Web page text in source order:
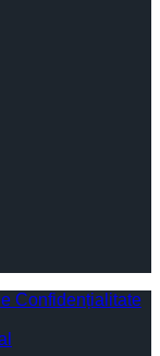
Confidențialitate